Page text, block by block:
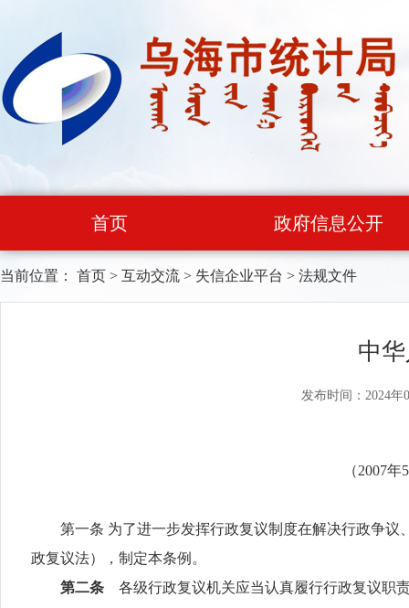
首页 政府信息公开
当前位置： 首页 > 互动交流 > 失信企业平台 > 法规文件
中
发布时间：2024年
（2007
第一条 为了进一步发挥行政复议制度在解决行政争
政复议法），制定本条例。
第二条 各级行政复议机关应当认真履行行政复议职